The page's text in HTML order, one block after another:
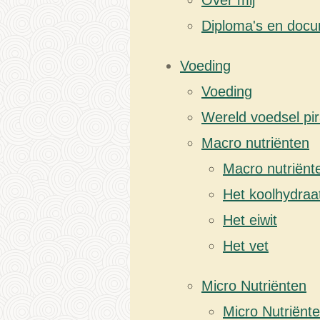
Diploma's en
Voeding
Voeding
Wereld voedsel
Macro nutriënten
Macro
Het
Het eiwit
Het vet
Micro Nutriënten
Micro